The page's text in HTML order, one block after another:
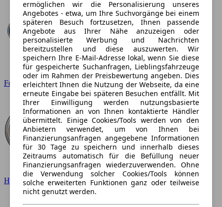
ermöglichen wir die Personalisierung unseres
Angebotes - etwa, um Ihre Suchvorgänge bei einem
späteren Besuch fortzusetzen, Ihnen passende
Angebote aus Ihrer Nähe anzuzeigen oder
personalisierte Werbung und Nachrichten
bereitzustellen und diese auszuwerten. Wir
speichern Ihre E-Mail-Adresse lokal, wenn Sie diese
für gespeicherte Suchanfragen, Lieblingsfahrzeuge
oder im Rahmen der Preisbewertung angeben. Dies
erleichtert Ihnen die Nutzung der Webseite, da eine
erneute Eingabe bei späteren Besuchen entfällt. Mit
Ihrer Einwilligung werden nutzungsbasierte
Informationen an von Ihnen kontaktierte Händler
übermittelt. Einige Cookies/Tools werden von den
Anbietern verwendet, um von Ihnen bei
Finanzierungsanfragen angegebene Informationen
für 30 Tage zu speichern und innerhalb dieses
Zeitraums automatisch für die Befüllung neuer
Finanzierungsanfragen wiederzuverwenden. Ohne
die Verwendung solcher Cookies/Tools können
solche erweiterten Funktionen ganz oder teilweise
nicht genutzt werden.
Ford
Hyundai